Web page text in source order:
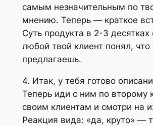
самым незначительным по
мнению. Теперь — краткое
Суть продукта в 2-3
любой твой клиент понял,
предлагаешь.
4. Итак, у тебя готово
Теперь иди с ним по второму
своим клиентам и смотри на
Реакция вида: «да, круто» —